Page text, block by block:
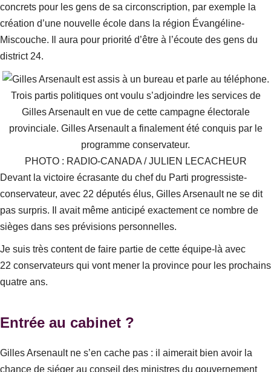
concrets pour les gens de sa circonscription, par exemple la
création d’une nouvelle école dans la région Évangéline-
Miscouche. Il aura pour priorité d’être à l’écoute des gens du
district 24
Trois partis politiques ont voulu s’adjoindre les services de
Gilles Arsenault en vue de cette campagne électorale
provinciale. Gilles Arsenault a finalement été conquis par le
programme conservateur.
PHOTO : RADIO-CANADA / JULIEN LECACHEUR
Devant la victoire écrasante du chef du Parti progressiste-
conservateur, avec 22 députés élus, Gilles Arsenault ne se dit
pas surpris. Il avait même anticipé exactement ce nombre de
sièges dans ses prévisions personnelles.
Je suis très content de faire partie de cette équipe-là avec
22 conservateurs qui vont mener la province pour les prochains
quatre ans.
Entrée au cabinet ?
Gilles Arsenault ne s’en cache pas : il aimerait bien avoir la
chance de siéger au conseil des ministres du gouvernement